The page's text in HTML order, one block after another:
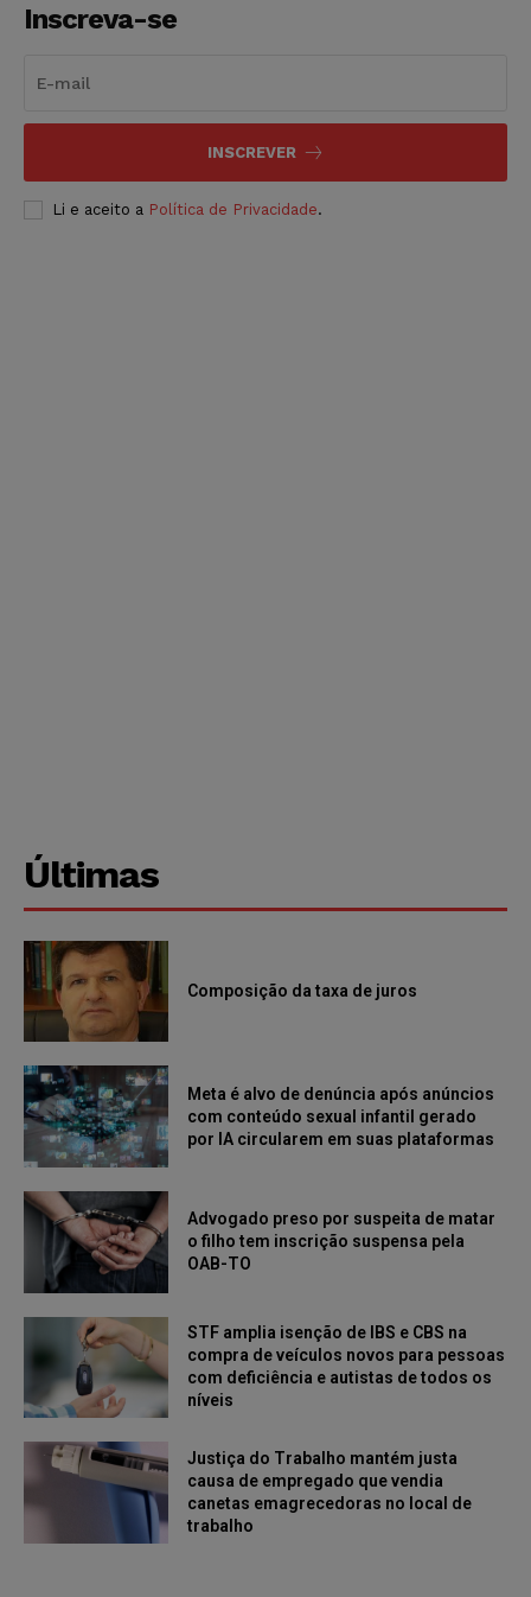
Inscreva-se
INSCREVER
Li e aceito a Política de Privacidade.
Últimas
Composição da taxa de juros
Meta é alvo de denúncia após anúncios
com conteúdo sexual infantil gerado
por IA circularem em suas plataformas
Advogado preso por suspeita de matar
o filho tem inscrição suspensa pela
OAB-TO
STF amplia isenção de IBS e CBS na
compra de veículos novos para pessoas
com deficiência e autistas de todos os
níveis
Justiça do Trabalho mantém justa
causa de empregado que vendia
canetas emagrecedoras no local de
trabalho